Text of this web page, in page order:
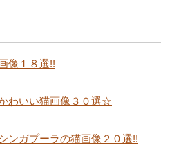
像１８選!!
わいい猫画像３０選☆
ンガプーラの猫画像２０選!!